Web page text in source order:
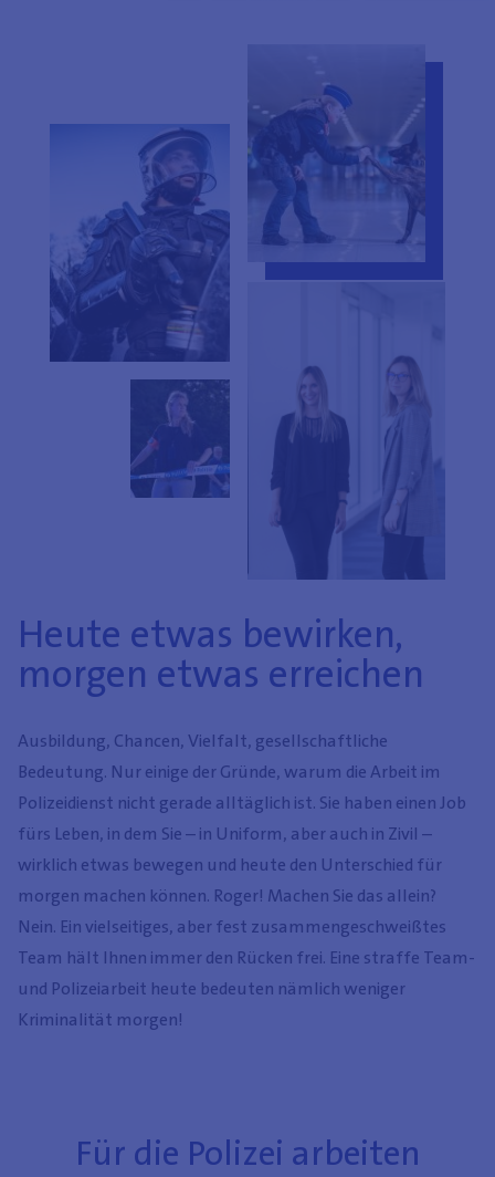
Heute etwas bewirken,
morgen etwas erreichen
Ausbildung, Chancen, Vielfalt, gesellschaftliche
Bedeutung. Nur einige der Gründe, warum die Arbeit im
Polizeidienst nicht gerade alltäglich ist. Sie haben einen Job
fürs Leben, in dem Sie – in Uniform, aber auch in Zivil –
wirklich etwas bewegen und heute den Unterschied für
morgen machen können. Roger! Machen Sie das allein?
Nein. Ein vielseitiges, aber fest zusammengeschweißtes
Team hält Ihnen immer den Rücken frei. Eine straffe Team-
und Polizeiarbeit heute bedeuten nämlich weniger
Kriminalität morgen!
Für die Polizei arbeiten